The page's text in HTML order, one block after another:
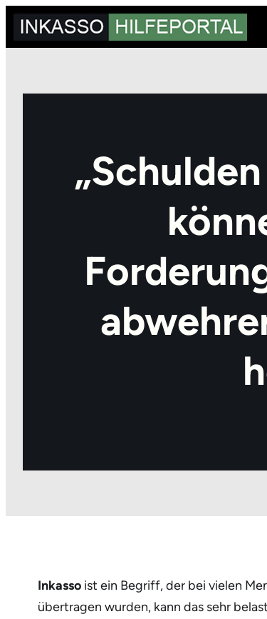
Zum
Inhalt
Inkassoist ein Begriff, der bei vielen
übertragen wurden, kann das sehr